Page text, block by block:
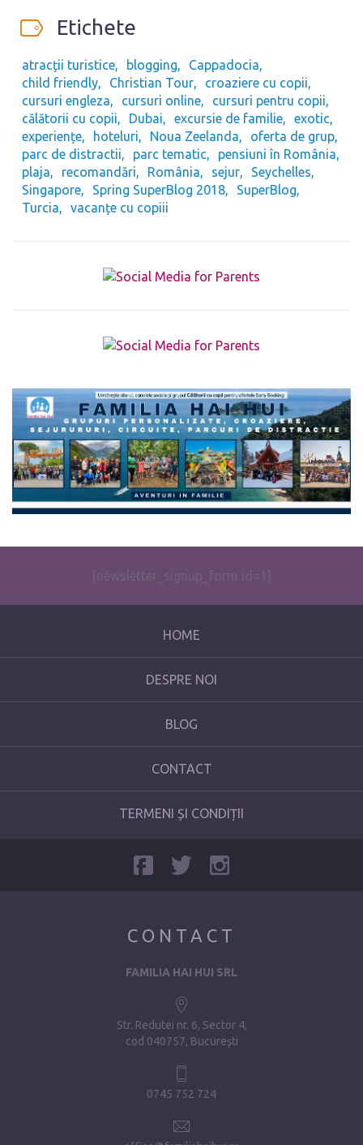
Etichete
atracții turistice blogging
Cappadocia
child friendly
Christian Tour
croaziere cu copii
cursuri engleza
cursuri online
cursuri pentru copii
călătorii cu copii
Dubai excursie de familie
exotic
experiențe
hoteluri Noua Zeelanda
oferta de grup
parc de distractii
parc tematic
pensiuni în România
plaja
recomandări România sejur
Seychelles
Singapore
Spring SuperBlog 2018
SuperBlog
Turcia
vacanțe cu copiii
The form you have selected does not exist.
[newsletter_signup_form id=1]
HOME
DESPRE NOI
BLOG
CONTACT
TERMENI ȘI CONDIȚII
CONTACT
FAMILIA HAI HUI SRL
Str. Redutei nr. 6, Sector 4
cod 040757, București
0745 752 724